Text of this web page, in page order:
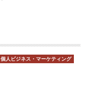
個人ビジネス・マーケティング